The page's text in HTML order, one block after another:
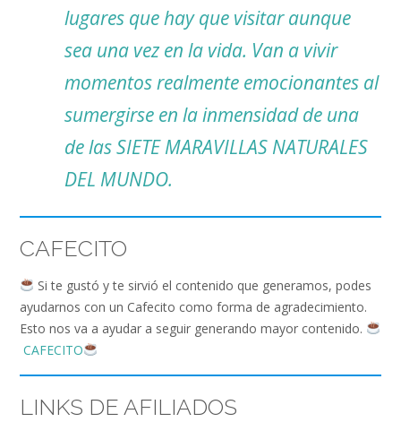
lugares que hay que visitar aunque
sea una vez en la vida. Van a vivir
momentos realmente emocionantes al
sumergirse en la inmensidad de una
de las SIETE MARAVILLAS NATURALES
DEL MUNDO.
CAFECITO
Si te gustó y te sirvió el contenido que generamos, podes
ayudarnos con un Cafecito como forma de agradecimiento.
Esto nos va a ayudar a seguir generando mayor contenido.
CAFECITO
LINKS DE AFILIADOS